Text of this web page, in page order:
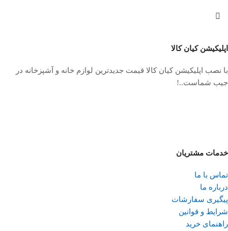
اپلیکیشن کیان کالا
با نصب اپلیکیشن کیان کالا قیمت جدیدترین لوازم خانه و آشپزخانه در
جیب شماست..!
خدمات مشتریان
تماس با ما
درباره ما
پیگیری سفارشات
شرایط و قوانین
راهنمای خرید